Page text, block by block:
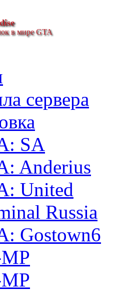
в мире GTA
сервера
SA
Anderius
United
Russia
Gostown6